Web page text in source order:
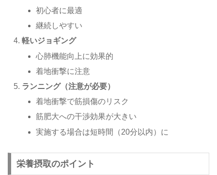
初心者に最適
継続しやすい
軽いジョギング
心肺機能向上に効果的
着地衝撃に注意
ランニング（注意が必要）
着地衝撃で筋損傷のリスク
筋肥大への干渉効果が大きい
実施する場合は短時間（20分以内）に
栄養摂取のポイント